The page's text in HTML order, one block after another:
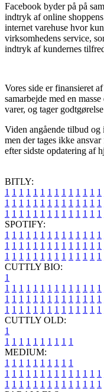
Facebook byder på på
indtryk af online
internet varehuse hvor
virksomhedens service,
indtryk af kundernes
Vores side er finansieret
samarbejde med en
varer, og tager
Viden angående tilbud og
men der tages ikke
efter sidste opdatering af
BITLY:
1 1 1 1 1 1 1 1 1 1 1 1 1 1
1 1 1 1 1 1 1 1 1 1 1 1 1 1
1 1 1 1 1 1 1 1 1 1 1 1 1 1
SPOTIFY:
1 1 1 1 1 1 1 1 1 1 1 1 1 1
1 1 1 1 1 1 1 1 1 1 1 1 1 1
1 1 1 1 1 1 1 1 1 1 1 1 1 1
CUTTLY BIO:
1
1 1 1 1 1 1 1 1 1 1 1 1 1 1
1 1 1 1 1 1 1 1 1 1 1 1 1 1
1 1 1 1 1 1 1 1 1 1 1 1 1 1
CUTTLY OLD:
1
1 1 1 1 1 1 1 1 1 1
MEDIUM:
1 1 1 1 1 1 1 1 1 1
1 1 1 1 1 1 1 1 1 1 1 1 1 1
1 1 1 1 1 1 1 1 1 1 1 1 1 1